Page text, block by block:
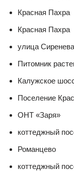
Красная Пахра
Красная Пахра
улица
Питомник
Калужское
Поселение
ОНТ «Заря»
коттеджный
Романцево
коттеджный